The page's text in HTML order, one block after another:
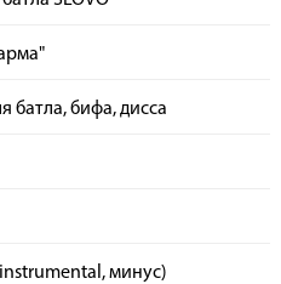
батла, бифа, дисса
минус)